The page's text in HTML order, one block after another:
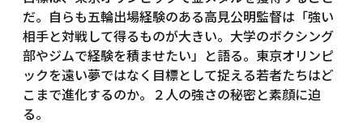
だ。自らも五輪出場経験のある高見公明監督は「強い
相手と対戦して得るものが大きい。大学のボクシング
部やジムで経験を積ませたい」と語る。東京オリンピ
ックを遠い夢ではなく目標として捉える若者たちはど
こまで進化するのか。２人の強さの秘密と素顔に迫
る。